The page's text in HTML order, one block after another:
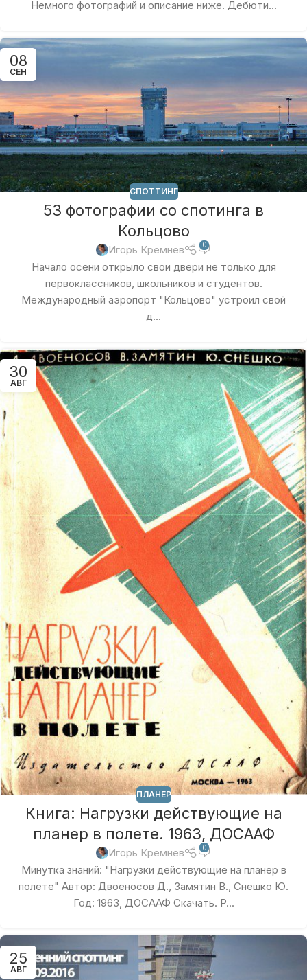
Немного фотографий и описание ниже. Дебюти...
08
СЕН
СПОТТИНГ
53 фотографии со спотинга в
Кольцово
Игорь Кремнев 0
Начало осени открыло свои двери не только для
первоклассников, школьников и студентов.
Международный аэропорт "Кольцово" устроил свой
д...
30
АВГ
ПЛАНЕР
Книга: Нагрузки действующие на
планер в полете. 1963, ДОСААФ
Игорь Кремнев 0
Минутка знаний: "Нагрузки действующие на планер в
полете" Автор: Двоеносов Д., Замятин В., Снешко Ю.
Год: 1963, ДОСААФ Скачать. P...
25
АВГ